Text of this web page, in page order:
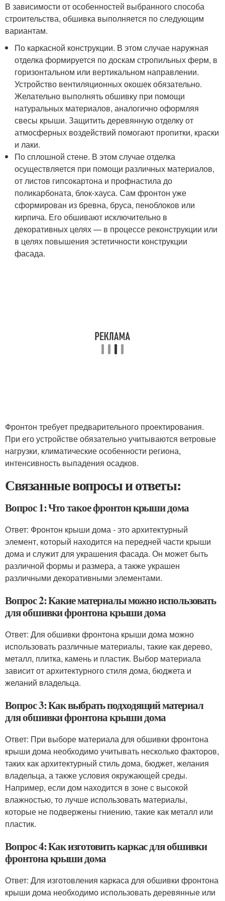
В зависимости от особенностей выбранного способа
строительства, обшивка выполняется по следующим
вариантам.
По каркасной конструкции. В этом случае наружная
отделка формируется по доскам стропильных ферм, в
горизонтальном или вертикальном направлении.
Устройство вентиляционных окошек обязательно.
Желательно выполнять обшивку при помощи
натуральных материалов, аналогично оформляя
свесы крыши. Защитить деревянную отделку от
атмосферных воздействий помогают пропитки, краски
и лаки.
По сплошной стене. В этом случае отделка
осуществляется при помощи различных материалов,
от листов гипсокартона и профнастила до
поликарбоната, блок-хауса. Сам фронтон уже
сформирован из бревна, бруса, пеноблоков или
кирпича. Его обшивают исключительно в
декоративных целях — в процессе реконструкции или
в целях повышения эстетичности конструкции
фасада.
Фронтон требует предварительного проектирования.
При его устройстве обязательно учитываются ветровые
нагрузки, климатические особенности региона,
интенсивность выпадения осадков.
Связанные вопросы и ответы:
Вопрос 1: Что такое фронтон крыши дома
Ответ: Фронтон крыши дома - это архитектурный
элемент, который находится на передней части крыши
дома и служит для украшения фасада. Он может быть
различной формы и размера, а также украшен
различными декоративными элементами.
Вопрос 2: Какие материалы можно использовать
для обшивки фронтона крыши дома
Ответ: Для обшивки фронтона крыши дома можно
использовать различные материалы, такие как дерево,
металл, плитка, камень и пластик. Выбор материала
зависит от архитектурного стиля дома, бюджета и
желаний владельца.
Вопрос 3: Как выбрать подходящий материал
для обшивки фронтона крыши дома
Ответ: При выборе материала для обшивки фронтона
крыши дома необходимо учитывать несколько факторов,
таких как архитектурный стиль дома, бюджет, желания
владельца, а также условия окружающей среды.
Например, если дом находится в зоне с высокой
влажностью, то лучше использовать материалы,
которые не подвержены гниению, такие как металл или
пластик.
Вопрос 4: Как изготовить каркас для обшивки
фронтона крыши дома
Ответ: Для изготовления каркаса для обшивки фронтона
крыши дома необходимо использовать деревянные или